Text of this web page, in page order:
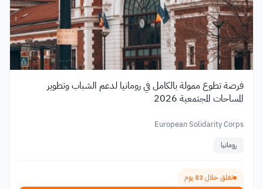
فرصة تطوع ممولة بالكامل في رومانيا لدعم الشباب وتطوير
المساحات المجتمعية 2026
European Solidarity Corps
رومانيا
تغلق خلال 83 يوم